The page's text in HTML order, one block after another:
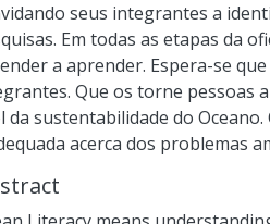
seus integrantes a
Em todas as etapas da
a aprender. Espera-se
Que os torne pessoas
da sustentabilidade do
acerca dos problemas